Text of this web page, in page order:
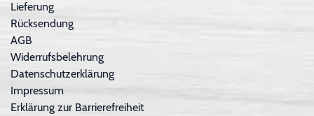
Lieferung
Rücksendung
AGB
Widerrufsbelehrung
Datenschutzerklärung
Impressum
Erklärung zur Barrierefreiheit